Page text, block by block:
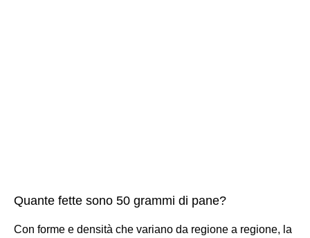
Quante fette sono 50 grammi di pane?
Con forme e densità che variano da regione a regione, la